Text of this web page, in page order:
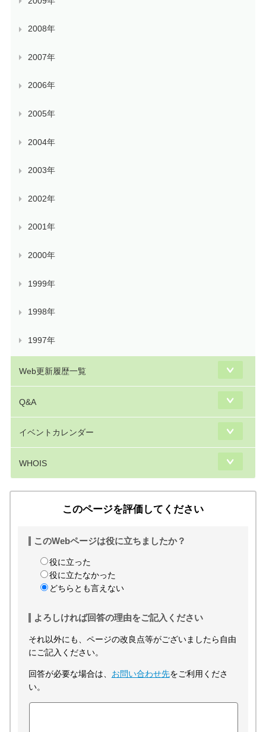
2008年
2007年
2006年
2005年
2004年
2003年
2002年
2001年
2000年
1999年
1998年
1997年
Web更新履歴一覧
Q&A
イベントカレンダー
WHOIS
このページを評価してください
このWebページは役に立ちましたか？
役に立った
役に立たなかった
どちらとも言えない
よろしければ回答の理由をご記入ください
それ以外にも、ページの改良点等がございましたら自由
にご記入ください。
回答が必要な場合は、 お問い合わせ先をご利用くださ
い。